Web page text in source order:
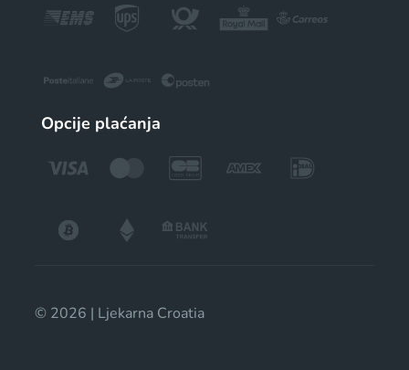
Opcije plaćanja
© 2026 | Ljekarna Croatia